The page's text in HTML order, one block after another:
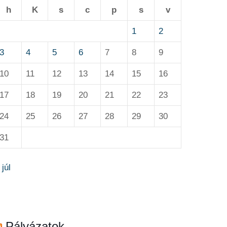
h K s c p s v
1 2
3 4 5 6 7 8 9
10 11 12 13 14 15 16
17 18 19 20 21 22 23
24 25 26 27 28 29 30
31
júl